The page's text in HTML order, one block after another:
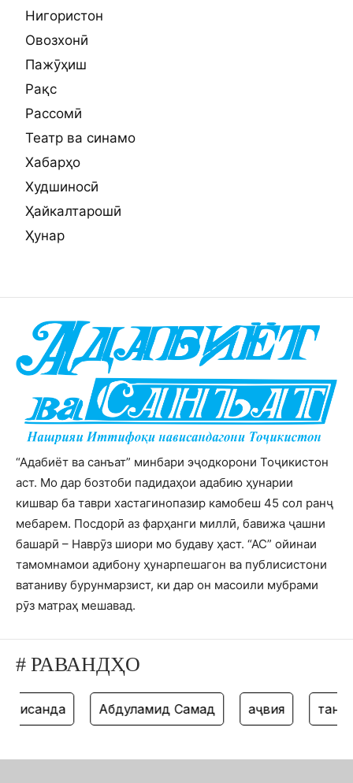
Нигористон
Овозхонӣ
Пажӯҳиш
Рақс
Рассомӣ
Театр ва синамо
Хабарҳо
Худшиносӣ
Ҳайкалтарошӣ
Ҳунар
“Адабиёт ва санъат” минбари эҷодкорони Тоҷикистон
аст. Мо дар бозтоби падидаҳои адабию ҳунарии
кишвар ба таври хастагинопазир камобеш 45 сол ранҷ
мебарем. Посдорӣ аз фарҳанги миллӣ, бавижа ҷашни
башарӣ – Наврӯз шиори мо будаву ҳаст. “АС” ойинаи
тамомнамои адибону ҳунарпешагон ва публисистони
ватаниву бурунмарзист, ки дар он масоили мубрами
рӯз матраҳ мешавад.
# РАВАНДҲО
Абдулҳамид Самад ҳаҷвия танз